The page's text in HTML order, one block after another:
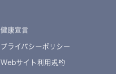
健康宣言
プライバシーポリシー
Webサイト利用規約